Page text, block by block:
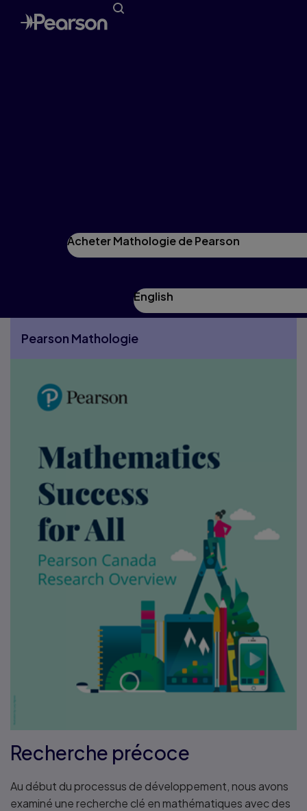
Acheter Mathologie de Pearson
English
Recherche précoce
Au début du processus de développement, nous avons
examiné une recherche clé en mathématiques avec des
Pearson Mathologie